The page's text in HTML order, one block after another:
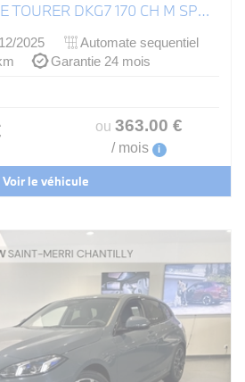
SÉRIE 220IA ACTIVE TOURER DKG7 170 CH M SPORT (U06)
12/2025
Automate sequentiel
Garantie 24 mois
ou 363.00 €
/ mois i
Voir le véhicule